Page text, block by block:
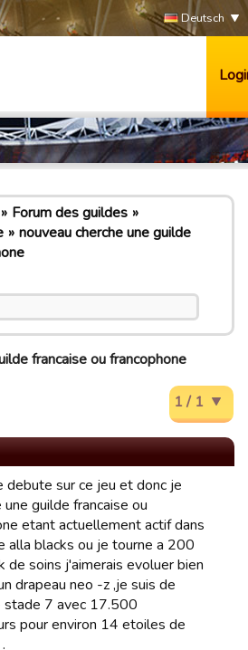
Deutsch
Forum des guildes
nouveau cherche une guilde
francaise ou francophone
1 / 1
debute sur ce jeu et donc je
une guilde francaise ou
etant actuellement actif dans
alla blacks ou je tourne a 200
de soins j'aimerais evoluer bien
drapeau neo -z ,je suis de
stade 7 avec 17.500
pour environ 14 etoiles de